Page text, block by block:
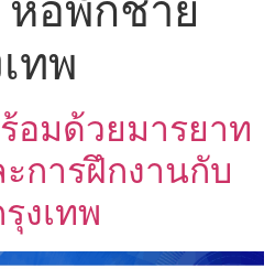
หอพักชาย
ทพ
อมด้วยมารยาท
การฝึกงานกับ
งเทพ